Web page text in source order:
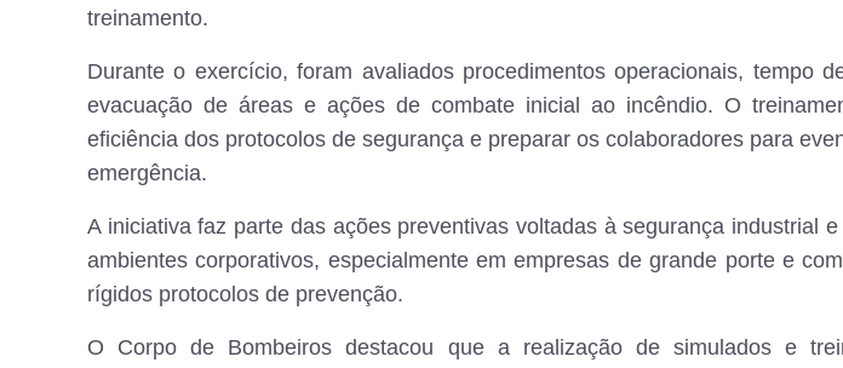
treinamento.
Durante o exercício, foram avaliados procedimentos operacionais, tempo
evacuação de áreas e ações de combate inicial ao incêndio. O
eficiência dos protocolos de segurança e preparar os colaboradores para
emergência.
A iniciativa faz parte das ações preventivas voltadas à segurança industrial
ambientes corporativos, especialmente em empresas de grande porte e
rígidos protocolos de prevenção.
O Corpo de Bombeiros destacou que a realização de simulados e